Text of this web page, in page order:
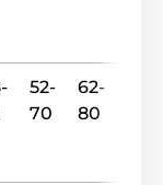
52-
70
62-
80